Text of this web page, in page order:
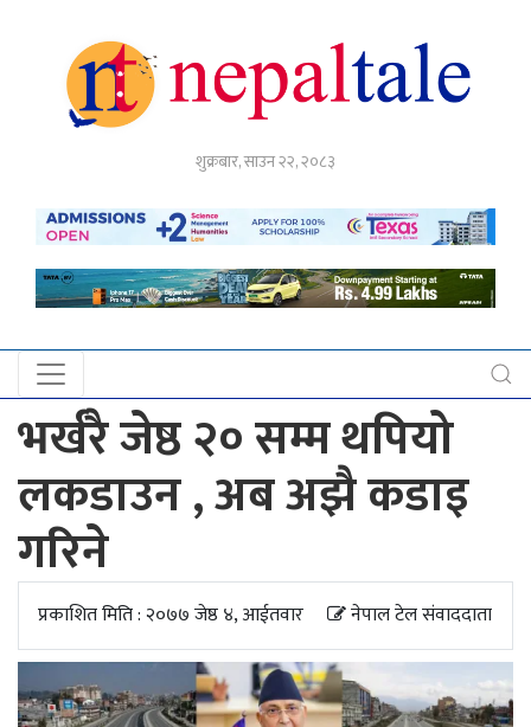
शुक्रबार, साउन २२, २०८३
अर्थ
नेपाल
प्रदेश
खबर
अन्तर्राष्ट्रिय
युके
अपडेट
खेलकुद
स्वास्थ्य/
जिबनशैली
भर्खरै जेष्ठ २० सम्म थपियो
लकडाउन , अब अझै कडाइ
गरिने
प्रकाशित मिति : २०७७ जेष्ठ ४, आईतवार नेपाल टेल संवाददाता